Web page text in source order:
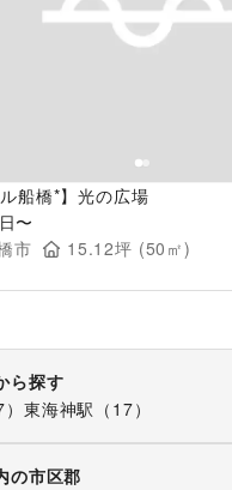
slide
船橋*】光の広場
〜
市 15.12坪 (50 ㎡)
ら探す
東海神駅（17）
の市区郡